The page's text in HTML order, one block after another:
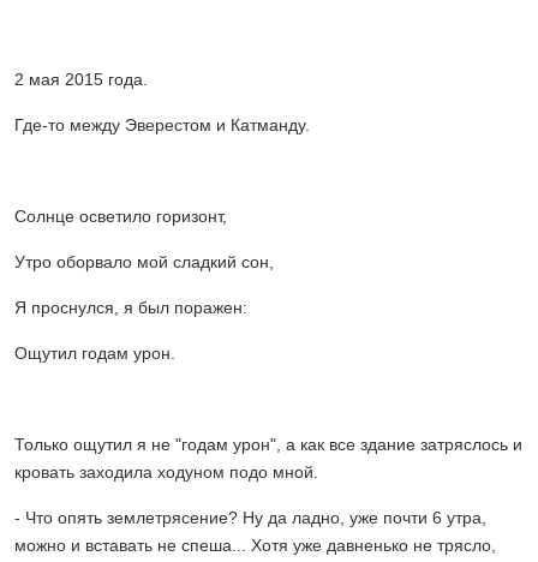
2 мая 2015 года.
Где-то между Эверестом и Катманду.
Солнце осветило горизонт,
Утро оборвало мой сладкий сон,
Я проснулся, я был поражен:
Ощутил годам урон.
Только ощутил я не "годам урон", а как все здание затряслось и
кровать заходила ходуном подо мной.
- Что опять землетрясение? Ну да ладно, уже почти 6 утра,
можно и вставать не спеша... Хотя уже давненько не трясло,